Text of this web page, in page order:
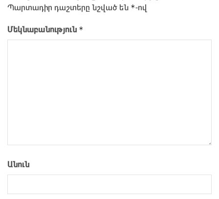
Պարտադիր դաշտերը նշված են *-ով
Մեկնաբանություն *
Անուն